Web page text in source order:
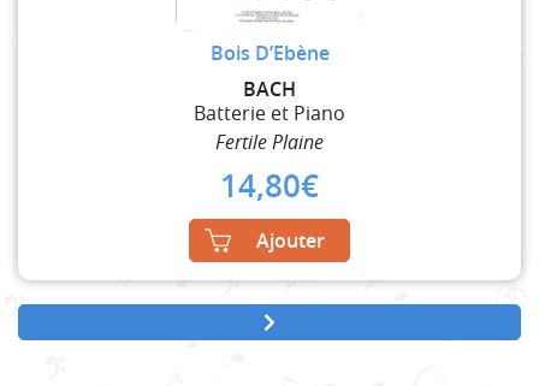
Bois D’Ebène
BACH
Batterie et Piano
Fertile Plaine
14,80€
Ajouter